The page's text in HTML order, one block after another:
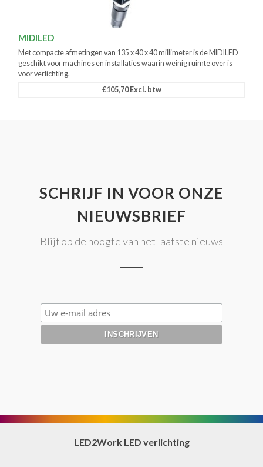
MIDILED
Met compacte afmetingen van 135 x 40 x 40 millimeter is de MIDILED
geschikt voor machines en installaties waarin weinig ruimte over is
voor verlichting.
€105,70 Excl. btw
SCHRIJF IN VOOR ONZE
NIEUWSBRIEF
Blijf op de hoogte van het laatste nieuws
LED2Work LED verlichting